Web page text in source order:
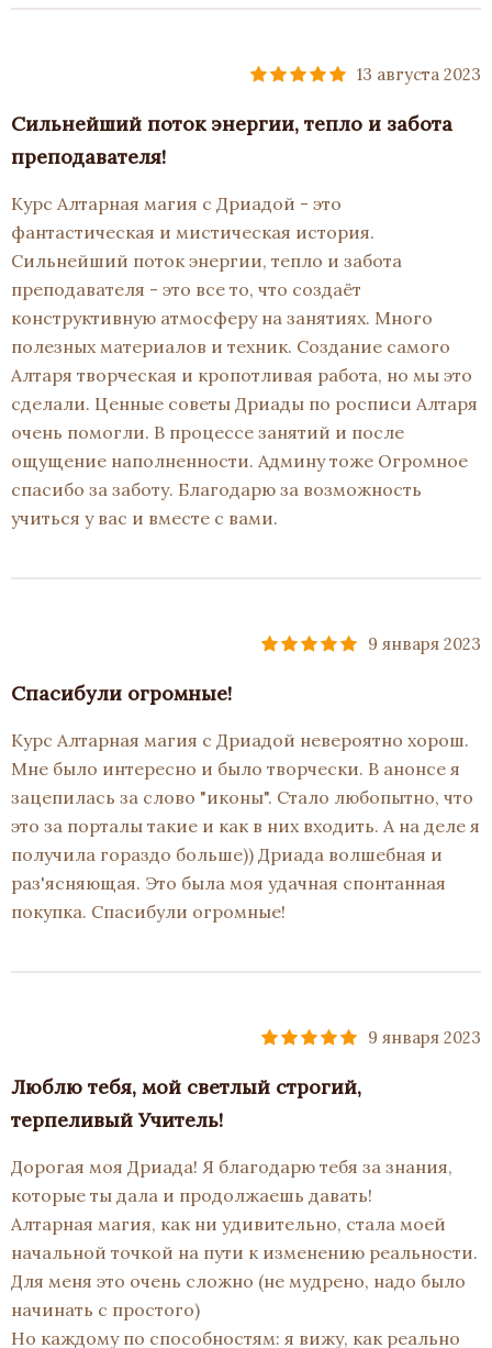
13 августа 2023
Сильнейший поток энергии, тепло и забота
преподавателя!
Курс Алтарная магия с Дриадой - это
фантастическая и мистическая история.
Сильнейший поток энергии, тепло и забота
преподавателя - это все то, что создаёт
конструктивную атмосферу на занятиях. Много
полезных материалов и техник. Создание самого
Алтаря творческая и кропотливая работа, но мы это
сделали. Ценные советы Дриады по росписи Алтаря
очень помогли. В процессе занятий и после
ощущение наполненности. Админу тоже Огромное
спасибо за заботу. Благодарю за возможность
учиться у вас и вместе с вами.
9 января 2023
Спасибули огромные!
Курс Алтарная магия с Дриадой невероятно хорош.
Мне было интересно и было творчески. В анонсе я
зацепилась за слово "иконы". Стало любопытно, что
это за порталы такие и как в них входить. А на деле я
получила гораздо больше)) Дриада волшебная и
раз'ясняющая. Это была моя удачная спонтанная
покупка. Спасибули огромные!
9 января 2023
Люблю тебя, мой светлый строгий,
терпеливый Учитель!
Дорогая моя Дриада! Я благодарю тебя за знания,
которые ты дала и продолжаешь давать!
Алтарная магия, как ни удивительно, стала моей
начальной точкой на пути к изменению реальности.
Для меня это очень сложно (не мудрено, надо было
начинать с простого)
Но каждому по способностям: я вижу, как реально